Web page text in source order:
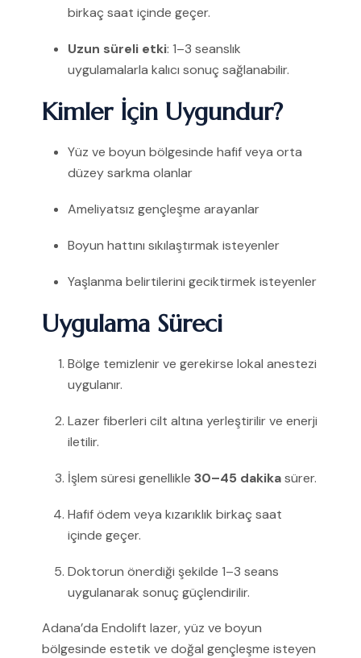
birkaç saat içinde geçer.
Uzun süreli etki: 1–3 seanslık
uygulamalarla kalıcı sonuç sağlanabilir.
Kimler İçin Uygundur?
Yüz ve boyun bölgesinde hafif veya orta
düzey sarkma olanlar
Ameliyatsız gençleşme arayanlar
Boyun hattını sıkılaştırmak isteyenler
Yaşlanma belirtilerini geciktirmek isteyenler
Uygulama Süreci
Bölge temizlenir ve gerekirse lokal anestezi
uygulanır.
Lazer fiberleri cilt altına yerleştirilir ve enerji
iletilir.
İşlem süresi genellikle 30–45 dakikasürer.
Hafif ödem veya kızarıklık birkaç saat
içinde geçer.
Doktorun önerdiği şekilde 1–3 seans
uygulanarak sonuç güçlendirilir.
Adana’da Endolift lazer, yüz ve boyun
bölgesinde estetik ve doğal gençleşme isteyen